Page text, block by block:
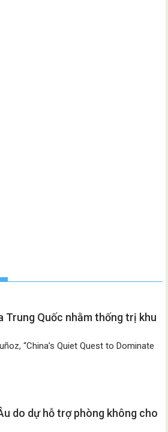
Trung Quốc nhằm thống trị khu
“China’s Quiet Quest to Dominate
do dự hỗ trợ phòng không cho